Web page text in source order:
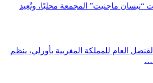
“نيسان ماجنيت” المجمعة محليًا، وتُعِيد
العام للمملكة المغربية بأورلي، ينظم